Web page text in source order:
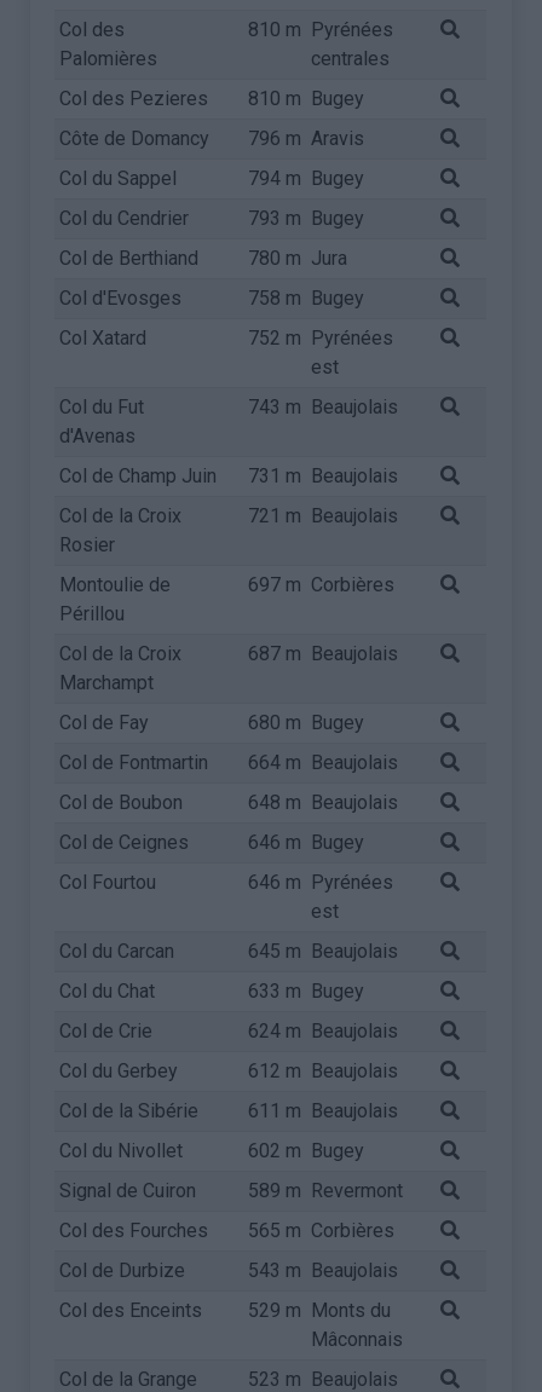
Col des
Palomières
810 m Pyrénées
centrales
Col des Pezieres
810 m Bugey
Côte de Domancy
796 m Aravis
Col du Sappel
794 m Bugey
Col du Cendrier
793 m Bugey
Col de Berthiand
780 m Jura
Col d'Evosges
758 m Bugey
Col Xatard
752 m Pyrénées
est
Col du Fut
d'Avenas
743 m Beaujolais
Col de Champ Juin 731 m Beaujolais
Col de la Croix
Rosier
721 m Beaujolais
Montoulie de
Périllou
697 m Corbières
Col de la Croix
Marchampt
687 m Beaujolais
Col de Fay 680 m Bugey
Col de Fontmartin
664 m Beaujolais
Col de Boubon
648 m Beaujolais
Col de Ceignes
646 m Bugey
Col Fourtou
646 m Pyrénées
est
Col du Carcan
645 m Beaujolais
Col du Chat
633 m Bugey
Col de Crie
624 m Beaujolais
Col du Gerbey
612 m Beaujolais
Col de la Sibérie
611 m Beaujolais
Col du Nivollet
602 m Bugey
Signal de Cuiron
589 m Revermont
Col des Fourches
565 m Corbières
Col de Durbize
543 m Beaujolais
Col des Enceints
529 m Monts du
Mâconnais
Col de la Grange
523 m Beaujolais